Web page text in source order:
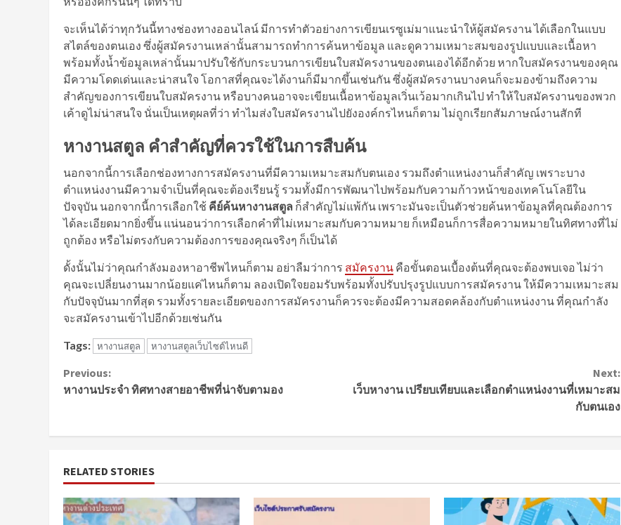
จะเห็นได้ว่าทุกวันนี้ทางช่องทางออนไลน์ มีการทำตัวอย่างการเขียนเรซูเม่มาแนะนำให้ผู้สมัครงาน ได้เลือกในแบบ
สไตล์ของตนเอง ซึ่งผู้สมัครงานเหล่านั้นสามารถทำการค้นหาข้อมูล และดูความเหมาะสมของรูปแบบและเนื้อหา
พร้อมทั้งน้ำข้อมูลเหล่านั้นมาปรับใช้กับกระบวนการเขียนใบสมัครงานของตนเองได้อีกด้วย หากใบสมัครงานของคุณ
มีความโดดเด่นและน่าสนใจ โอกาสที่คุณจะได้งานก็มีมากขึ้นเช่นกัน ซึ่งผู้สมัครงานบางคนก็จะมองข้ามถึงความ
สำคัญของการเขียนใบสมัครงาน หรือบางคนอาจจะเขียนเนื้อหาข้อมูลเวิ่นเว้อมากเกินไป ทำให้ใบสมัครงานของพวก
เค้าดูไม่น่าสนใจ นั่นเป็นเหตุผลที่ว่า ทำไมส่งใบสมัครงานไปยังองค์กรไหนก็ตาม ไม่ถูกเรียกสัมภาษณ์งานสักที
หางานสตูล คำสำคัญที่ควรใช้ในการสืบค้น
นอกจากนี้การเลือกช่องทางการสมัครงานที่มีความเหมาะสมกับตนเอง รวมถึงตำแหน่งงานก็สำคัญ เพราะบาง
ตำแหน่งงานมีความจำเป็นที่คุณจะต้องเรียนรู้ รวมทั้งมีการพัฒนาไปพร้อมกับความก้าวหน้าของเทคโนโลยีใน
ปัจจุบัน นอกจากนี้การเลือกใช้ คีย์ค้นหางานสตูล ก็สำคัญไม่แพ้กัน เพราะมันจะเป็นตัวช่วยค้นหาข้อมูลที่คุณต้องการ
ได้ละเอียดมากยิ่งขึ้น แน่นอนว่าการเลือกคำที่ไม่เหมาะสมกับความหมาย ก็เหมือนก็การสื่อความหมายในทิศทางที่ไม่
ถูกต้อง หรือไม่ตรงกับความต้องการของคุณจริงๆ ก็เป็นได้
ดั้งนั้นไม่ว่าคุณกำลังมองหาอาชีพไหนก็ตาม อย่าลืมว่าการ สมัครงาน คือขั้นตอนเบื้องต้นที่คุณจะต้องพบเจอ ไม่ว่า
คุณจะเปลี่ยนงานมากน้อยแค่ไหนก็ตาม ลองเปิดใจยอมรับพร้อมทั้งปรับปรุงรูปแบบการสมัครงาน ให้มีความเหมาะสม
กับปัจจุบันมากที่สุด รวมทั้งรายละเอียดของการสมัครงานก็ควรจะต้องมีความสอดคล้องกับตำแหน่งงาน ที่คุณกำลัง
จะสมัครงานเข้าไปอีกด้วยเช่นกัน
Tags: หางานสตูล หางานสตูลเว็บไซต์ไหนดี
Continue
Previous:
หางานประจำ ทิศทางสายอาชีพที่น่าจับตามอง
Next:
เว็บหางาน เปรียบเทียบและเลือกตำแหน่งงานที่เหมาะสม
กับตนเอง
RELATED STORIES